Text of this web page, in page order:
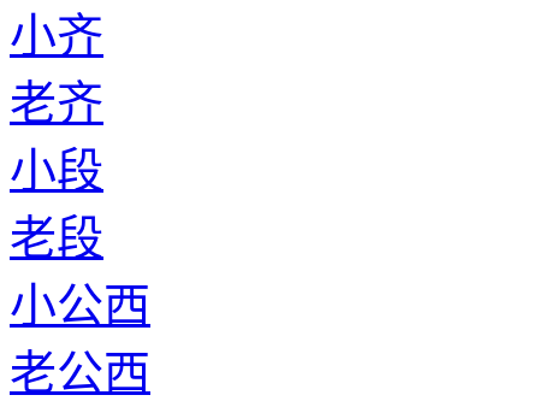
小齐
老齐
小段
老段
小公西
老公西